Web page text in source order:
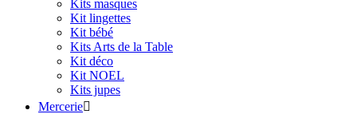
Kits masques
Kit lingettes
Kit bébé
Kits Arts de la Table
Kit déco
Kit NOEL
Kits jupes
Mercerie